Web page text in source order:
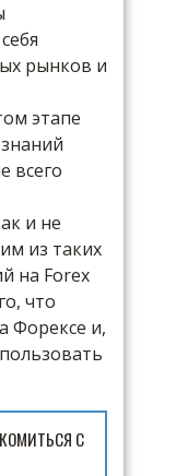
рынков и
этапе
всего
и не
из таких
на Forex
что
Форексе и,
С